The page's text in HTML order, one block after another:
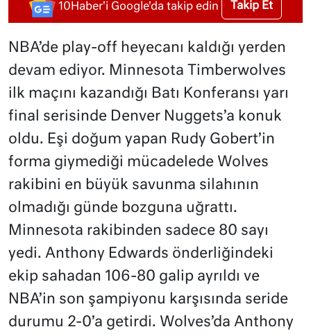
10Haber'i Google'da takip edin Takip Et
NBA’de play-off heyecanı kaldığı yerden
devam ediyor. Minnesota Timberwolves
ilk maçını kazandığı Batı Konferansı yarı
final serisinde Denver Nuggets’a konuk
oldu. Eşi doğum yapan Rudy Gobert’in
forma giymediği mücadelede Wolves
rakibini en büyük savunma silahının
olmadığı günde bozguna uğrattı.
Minnesota rakibinden sadece 80 sayı
yedi. Anthony Edwards önderliğindeki
ekip sahadan 106-80 galip ayrıldı ve
NBA’in son şampiyonu karşısında seride
durumu 2-0’a getirdi. Wolves’da Anthony